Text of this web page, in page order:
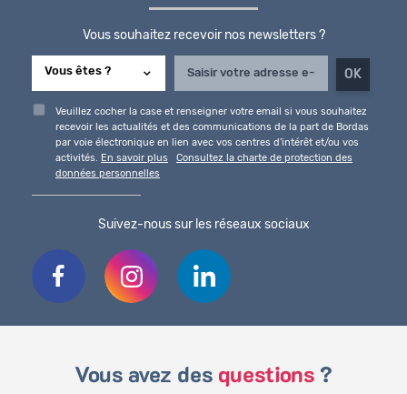
Vous souhaitez recevoir nos newsletters ?
Veuillez cocher la case et renseigner votre email si vous souhaitez
recevoir les actualités et des communications de la part de Bordas
par voie électronique en lien avec vos centres d'intérêt et/ou vos
activités.
En savoir plus
Consultez la charte de protection des
données personnelles
Suivez-nous sur les réseaux sociaux
Vous avez des questions ?